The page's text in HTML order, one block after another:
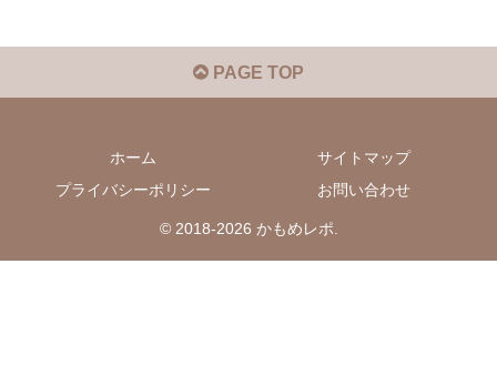
PAGE TOP
ホーム
サイトマップ
プライバシーポリシー
お問い合わせ
© 2018-2026 かもめレポ.